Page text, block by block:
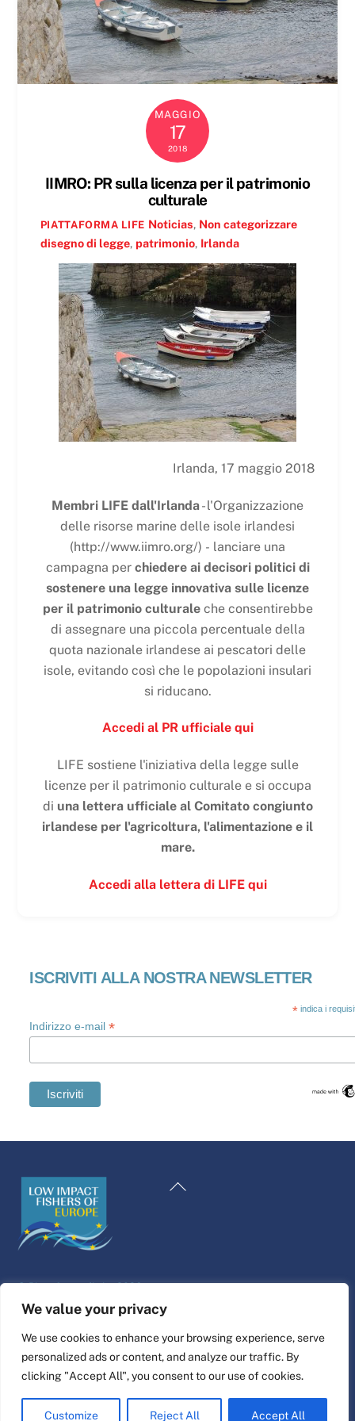
We value your privacy
We use cookies to enhance your browsing experience, serve
personalized ads or content, and analyze our traffic. By
clicking "Accept All", you consent to our use of cookies.
Customize Reject All Accept All
MAGGIO
17
2018
IIMRO: PR sulla licenza per il patrimonio
culturale
PIATTAFORMA LIFE Noticias, Non categorizzare
disegno di legge, patrimonio, Irlanda
Irlanda, 17 maggio 2018
Membri LIFE dall'Irlanda- l'Organizzazione
delle risorse marine delle isole irlandesi
(http://www.iimro.org/) - lanciare una
campagna per chiedere ai decisori politici di
sostenere una legge innovativa sulle licenze
per il patrimonio culturale che consentirebbe
di assegnare una piccola percentuale della
quota nazionale irlandese ai pescatori delle
isole, evitando così che le popolazioni insulari
si riducano.
Accedi al PR ufficiale qui
LIFE sostiene l'iniziativa della legge sulle
licenze per il patrimonio culturale e si occupa
di una lettera ufficiale al Comitato congiunto
irlandese per l'agricoltura, l'alimentazione e il
mare.
Accedi alla lettera di LIFE qui
ISCRIVITI ALLA NOSTRA NEWSLETTER
* indica i
Indirizzo e-mail*
Torna
©Piattaforma di vita2026
Sito web progettato e realizzato da
Collegare
English
Croatian
Dutch
Swedish